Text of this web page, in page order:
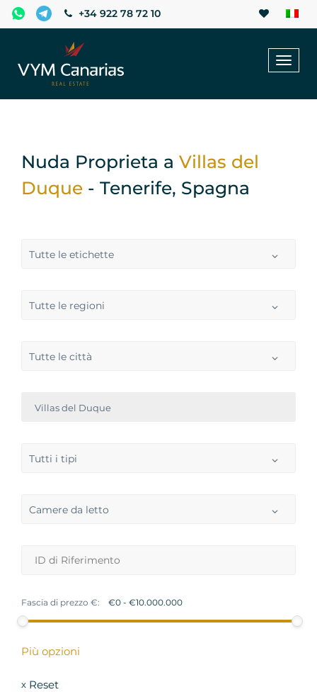
+34 922 78 72 10
Nuda Proprieta a Villas del
Duque - Tenerife, Spagna
Tutte le etichette
Tutte le regioni
Tutte le città
Villas del Duque
Tutti i tipi
Camere da letto
Fascia di prezzo €:
Più opzioni
x Reset